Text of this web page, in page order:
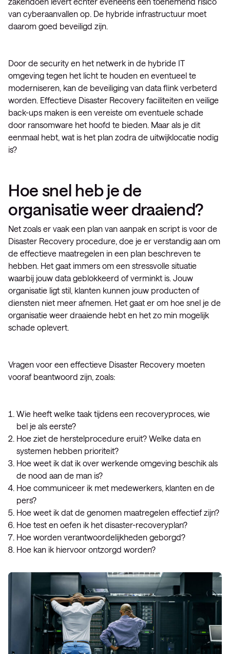
van cyberaanvallen op. De hybride infrastructuur moet
daarom goed beveiligd zijn.
Door de security en het netwerk in de hybride IT
omgeving tegen het licht te houden en eventueel te
moderniseren, kan de beveiliging van data flink verbeterd
worden. Effectieve Disaster Recovery faciliteiten en veilige
back-ups maken is een vereiste om eventuele schade
door ransomware het hoofd te bieden. Maar als je dit
eenmaal hebt, wat is het plan zodra de uitwijklocatie nodig
is?
Hoe snel heb je de
organisatie weer draaiend?
Net zoals er vaak een plan van aanpak en script is voor de
Disaster Recovery procedure, doe je er verstandig aan om
de effectieve maatregelen in een plan beschreven te
hebben. Het gaat immers om een stressvolle situatie
waarbij jouw data geblokkeerd of verminkt is. Jouw
organisatie ligt stil, klanten kunnen jouw producten of
diensten niet meer afnemen. Het gaat er om hoe snel je de
organisatie weer draaiende hebt en het zo min mogelijk
schade oplevert.
Vragen voor een effectieve Disaster Recovery moeten
vooraf beantwoord zijn, zoals:
Wie heeft welke taak tijdens een recoveryproces, wie
bel je als eerste?
Hoe ziet de herstelprocedure eruit? Welke data en
systemen hebben prioriteit?
Hoe weet ik dat ik over werkende omgeving beschik als
de nood aan de man is?
Hoe communiceer ik met medewerkers, klanten en de
pers?
Hoe weet ik dat de genomen maatregelen effectief zijn?
Hoe test en oefen ik het disaster-recoveryplan?
Hoe worden verantwoordelijkheden geborgd?
Hoe kan ik hiervoor ontzorgd worden?